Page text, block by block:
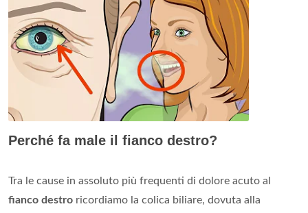
Perché fa male il fianco destro?
Tra le cause in assoluto più frequenti di dolore acuto al
fianco destro ricordiamo la colica biliare, dovuta alla